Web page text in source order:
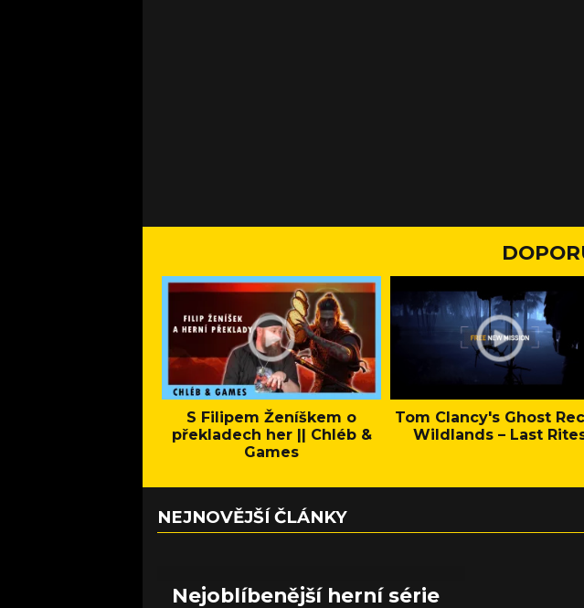
S Filipem Ženíškem o
překladech her || Chléb &
Games
Tom Clancy's Ghost
Wildlands – Last
NEJNOVĚJŠÍ ČLÁNKY
Nejoblíbenější herní série